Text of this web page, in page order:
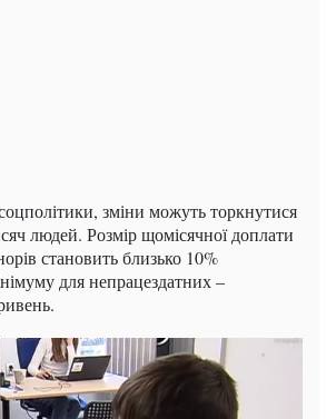
зміни можуть торкнутися
людей. Розмір щомісячної доплати
становить близько 10%
для непрацездатних –